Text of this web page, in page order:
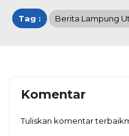
Tag : Berita Lampung
Komentar
Tuliskan komentar